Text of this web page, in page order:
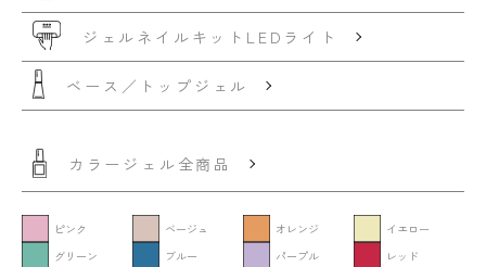
ジェルネイルキット LEDライト
ベース／トップジェル
カラージェル全商品
ピンク ベージュ オレンジ
イエロー
グリーン
ブルー パープル
レッド